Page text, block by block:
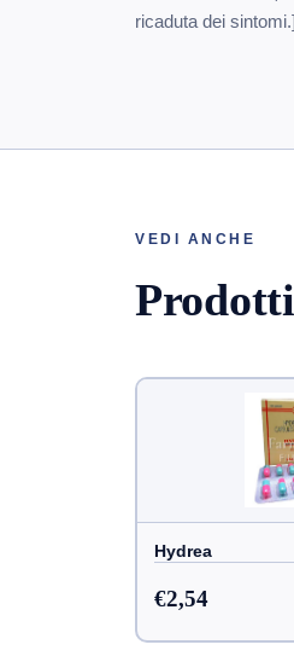
ricaduta dei sintomi.]
VEDI ANCHE
Hydrea
€2,54